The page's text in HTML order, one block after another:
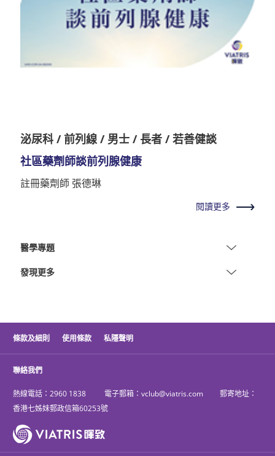
泌尿科 / 前列線 / 男士 / 長者 / 若善健談
社區藥劑師談前列腺健康
註冊藥劑師 張德琳
閱讀更多
醫學專題
發現更多
條款及細則 使用條款 私隱聲明
聯絡我們
熱線電話： 2960 1838 電子郵箱： vclub@viatris.com
郵寄地址：
香港七姊妹郵政信箱60253號